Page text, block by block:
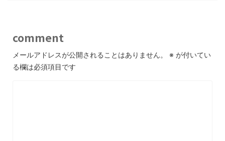
comment
メールアドレスが公開されることはありません。 ※ が付いてい
る欄は必須項目です